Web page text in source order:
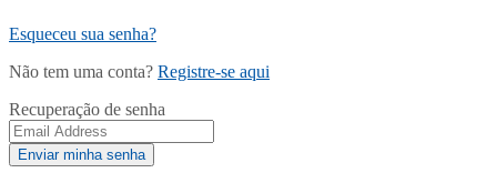
Esqueceu sua senha?
Não tem uma conta? Registre-se aqui
Recuperação de senha